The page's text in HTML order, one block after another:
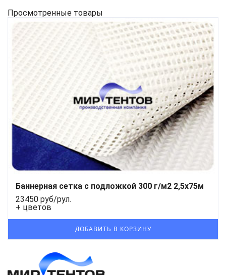
Просмотренные товары
Баннерная сетка с подложкой 300 г/м2 2,5x75м
23450 руб/рул.
+ цветов